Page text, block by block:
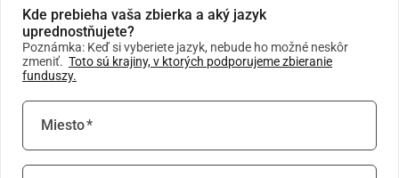
Kde prebieha vaša zbierka a aký jazyk
uprednostňujete?
Poznámka: Keď si vyberiete jazyk, nebude ho možné neskôr
zmeniť. Toto sú krajiny, v ktorých podporujeme zbieranie
funduszy.
Miesto*